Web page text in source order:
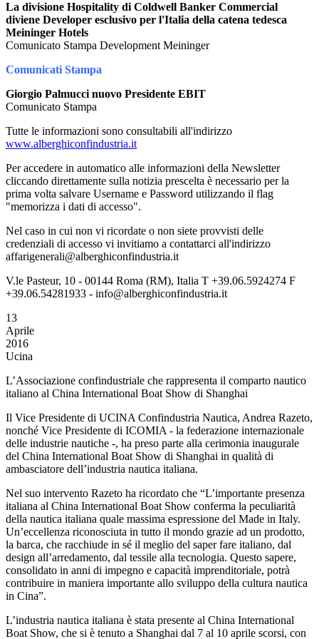
La divisione Hospitality di Coldwell Banker Commercial
diviene Developer esclusivo per l'Italia della catena tedesca
Meininger Hotels
Comunicato Stampa Development Meininger
Comunicati Stampa
Giorgio Palmucci nuovo Presidente EBIT
Comunicato Stampa
Tutte le informazioni sono consultabili all'indirizzo
www.alberghiconfindustria.it
Per accedere in automatico alle informazioni della Newsletter
cliccando direttamente sulla notizia prescelta è necessario per la
prima volta salvare Username e Password utilizzando il flag
"memorizza i dati di accesso".
Nel caso in cui non vi ricordate o non siete provvisti delle
credenziali di accesso vi invitiamo a contattarci all'indirizzo
affarigenerali@alberghiconfindustria.it
V.le Pasteur, 10 - 00144 Roma (RM), Italia T +39.06.5924274 F
+39.06.54281933 - info@alberghiconfindustria.it
13
Aprile
2016
Ucina
L’Associazione confindustriale che rappresenta il comparto nautico
italiano al China International Boat Show di Shanghai
Il Vice Presidente di UCINA Confindustria Nautica, Andrea Razeto,
nonché Vice Presidente di ICOMIA - la federazione internazionale
delle industrie nautiche -, ha preso parte alla cerimonia inaugurale
del China International Boat Show di Shanghai in qualità di
ambasciatore dell’industria nautica italiana.
Nel suo intervento Razeto ha ricordato che “L’importante presenza
italiana al China International Boat Show conferma la peculiarità
della nautica italiana quale massima espressione del Made in Italy.
Un’eccellenza riconosciuta in tutto il mondo grazie ad un prodotto,
la barca, che racchiude in sé il meglio del saper fare italiano, dal
design all’arredamento, dal tessile alla tecnologia. Questo sapere,
consolidato in anni di impegno e capacità imprenditoriale, potrà
contribuire in maniera importante allo sviluppo della cultura nautica
in Cina”.
L’industria nautica italiana è stata presente al China International
Boat Show, che si è tenuto a Shanghai dal 7 al 10 aprile scorsi, con